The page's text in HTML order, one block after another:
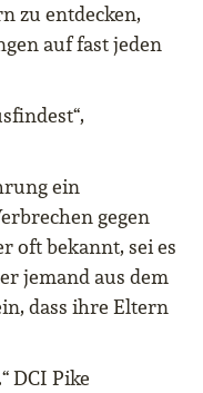
zu entdecken,
auf fast jeden
ein
gegen
oft bekannt, sei es
jemand aus dem
dass ihre Eltern
DCI Pike